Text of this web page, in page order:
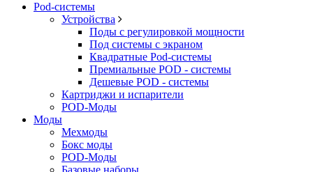
Pod-системы
Устройства
Поды с регулировкой мощности
Под системы с экраном
Квадратные Pod-системы
Премиальные POD - системы
Дешевые POD - системы
Картриджи и испарители
POD-Моды
Моды
Мехмоды
Бокс моды
POD-Моды
Базовые наборы